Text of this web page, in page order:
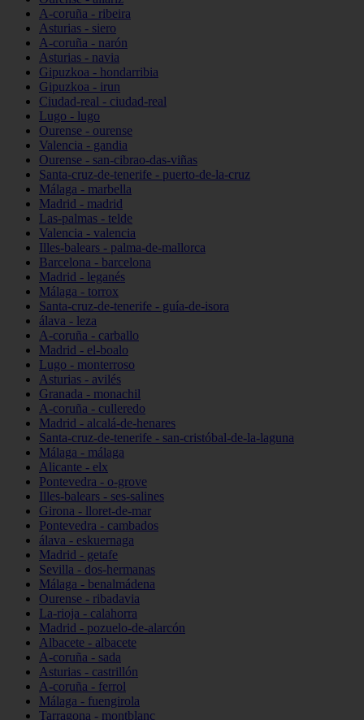
A-coruña - ribeira
Asturias - siero
A-coruña - narón
Asturias - navia
Gipuzkoa - hondarribia
Gipuzkoa - irun
Ciudad-real - ciudad-real
Lugo - lugo
Ourense - ourense
Valencia - gandia
Ourense - san-cibrao-das-viñas
Santa-cruz-de-tenerife - puerto-de-la-cruz
Málaga - marbella
Madrid - madrid
Las-palmas - telde
Valencia - valencia
Illes-balears - palma-de-mallorca
Barcelona - barcelona
Madrid - leganés
Málaga - torrox
Santa-cruz-de-tenerife - guía-de-isora
álava - leza
A-coruña - carballo
Madrid - el-boalo
Lugo - monterroso
Asturias - avilés
Granada - monachil
A-coruña - culleredo
Madrid - alcalá-de-henares
Santa-cruz-de-tenerife - san-cristóbal-de-la-laguna
Málaga - málaga
Alicante - elx
Pontevedra - o-grove
Illes-balears - ses-salines
Girona - lloret-de-mar
Pontevedra - cambados
álava - eskuernaga
Madrid - getafe
Sevilla - dos-hermanas
Málaga - benalmádena
Ourense - ribadavia
La-rioja - calahorra
Madrid - pozuelo-de-alarcón
Albacete - albacete
A-coruña - sada
Asturias - castrillón
A-coruña - ferrol
Málaga - fuengirola
Tarragona - montblanc